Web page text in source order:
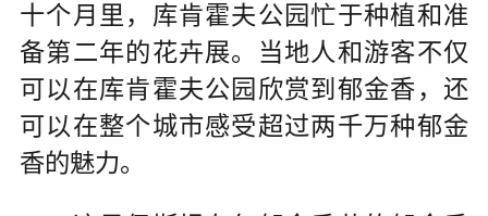
十个月里，库肯霍夫公园忙于种植和准
备第二年的花卉展。当地人和游客不仅
可以在库肯霍夫公园欣赏到郁金香，还
可以在整个城市感受超过两千万种郁金
香的魅力。